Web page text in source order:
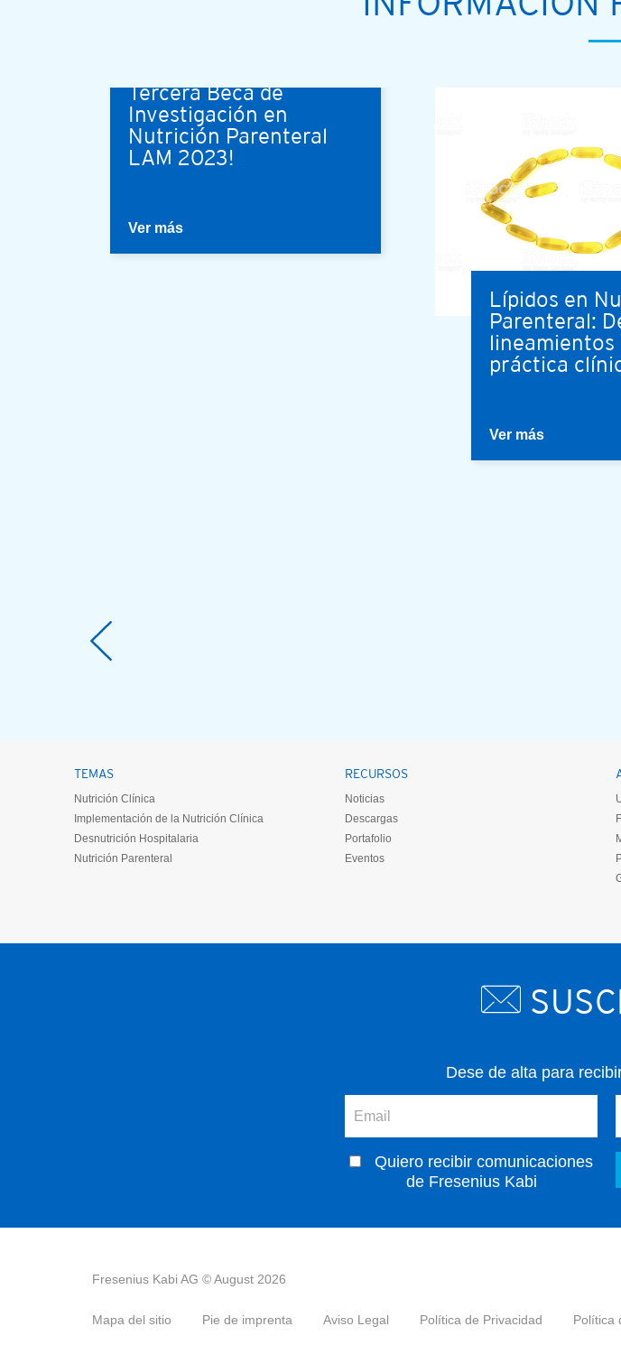
Tercera Beca de
Investigación en
Nutrición Parenteral
LAM 2023!
Ver más
omega 3 on white
Lípidos en
Parenteral:
lineamientos
práctica
Ver más
TEMAS
Nutrición Clínica
Implementación de la Nutrición Clínica
Desnutrición Hospitalaria
Nutrición Parenteral
RECURSOS
Noticias
Descargas
Portafolio
Eventos
Dese de alta para
Quiero recibir comunicaciones
de Fresenius Kabi
Fresenius Kabi AG ©August 2026
Mapa del sitio Pie de imprenta Aviso Legal Política de Privacidad Política